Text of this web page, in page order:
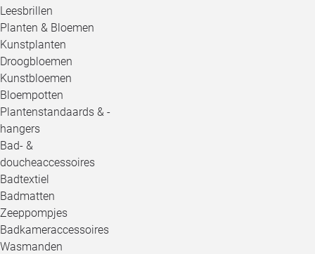
Leesbrillen
Planten & Bloemen
Kunstplanten
Droogbloemen
Kunstbloemen
Bloempotten
Plantenstandaards & -
hangers
Bad- &
doucheaccessoires
Badtextiel
Badmatten
Zeeppompjes
Badkameraccessoires
Wasmanden